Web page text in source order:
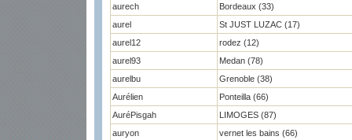
aurech
Bordeaux (33)
aurel
St JUST LUZAC (17)
aurel12
rodez (12)
aurel93
Medan (78)
aurelbu
Grenoble (38)
Aurélien
Ponteilla (66)
AuréPisgah
LIMOGES (87)
auryon
vernet les bains (66)